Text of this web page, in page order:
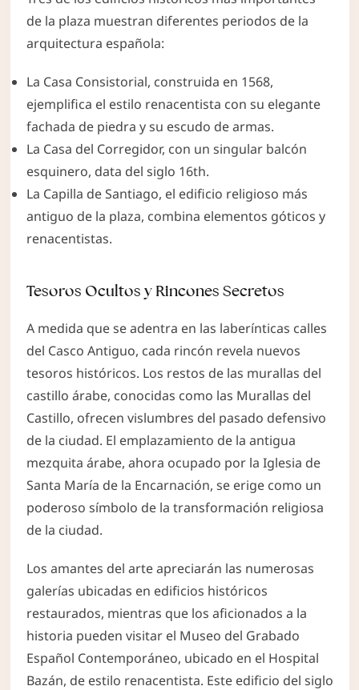
de la plaza muestran diferentes periodos de la
arquitectura española:
La Casa Consistorial, construida en 1568,
ejemplifica el estilo renacentista con su elegante
fachada de piedra y su escudo de armas.
La Casa del Corregidor, con un singular balcón
esquinero, data del siglo 16th.
La Capilla de Santiago, el edificio religioso más
antiguo de la plaza, combina elementos góticos y
renacentistas.
Tesoros Ocultos y Rincones Secretos
A medida que se adentra en las laberínticas calles
del Casco Antiguo, cada rincón revela nuevos
tesoros históricos. Los restos de las murallas del
castillo árabe, conocidas como las Murallas del
Castillo, ofrecen vislumbres del pasado defensivo
de la ciudad. El emplazamiento de la antigua
mezquita árabe, ahora ocupado por la Iglesia de
Santa María de la Encarnación, se erige como un
poderoso símbolo de la transformación religiosa
de la ciudad.
Los amantes del arte apreciarán las numerosas
galerías ubicadas en edificios históricos
restaurados, mientras que los aficionados a la
historia pueden visitar el Museo del Grabado
Español Contemporáneo, ubicado en el Hospital
Bazán, de estilo renacentista. Este edificio del siglo